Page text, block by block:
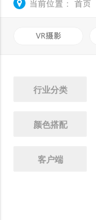
当前位置： 首页
VR摄影
行业分类
颜色搭配
客户端